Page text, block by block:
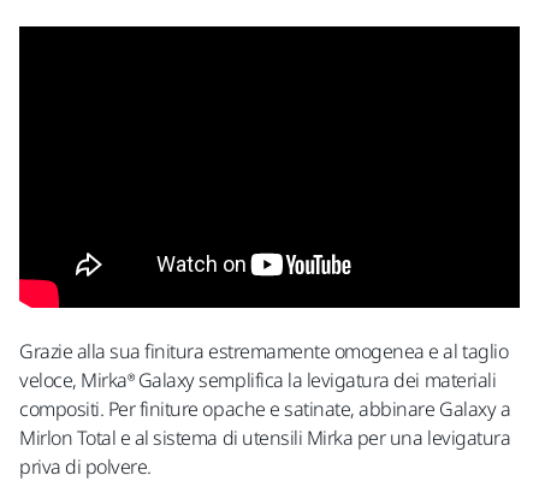
Grazie alla sua finitura estremamente omogenea e al taglio
veloce, Mirka® Galaxy semplifica la levigatura dei materiali
compositi. Per finiture opache e satinate, abbinare Galaxy a
Mirlon Total e al sistema di utensili Mirka per una levigatura
priva di polvere.